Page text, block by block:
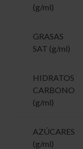
(g/ml)
GRASAS
SAT (g/ml)
HIDRATOS
CARBONO
(g/ml)
AZÚCARES
(g/ml)